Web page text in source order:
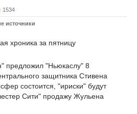
1534
источники
предложил "Ньюкаслу" 8
защитника Стивена
состоится, "ириски" будут
Сити" продажу Жульена